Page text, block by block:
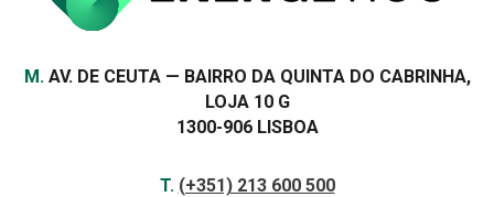
Morada
M. AV. DE CEUTA — BAIRRO DA QUINTA DO CABRINHA,
LOJA 10 G
1300-906 LISBOA
T. (+351) 213 600 500